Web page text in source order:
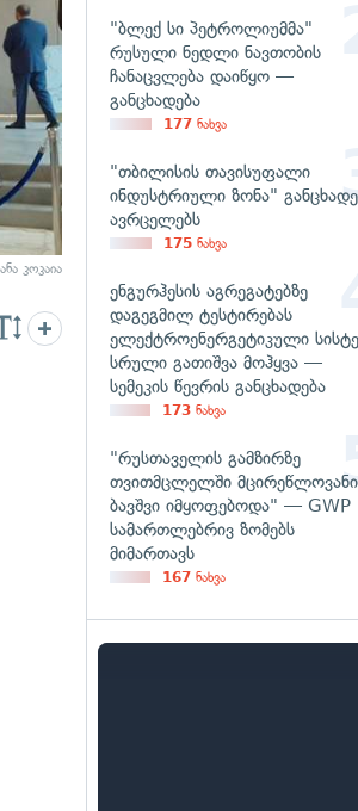
კოკაია
"ბლექ სი პეტროლიუმმა"
რუსული ნედლი ნავთობის
ჩანაცვლება დაიწყო —
განცხადება
177 ნახვა
"თბილისის თავისუფალი
ინდუსტრიული ზონა"
ავრცელებს
175 ნახვა
ენგურჰესის აგრეგატებზე
დაგეგმილ ტესტირებას
ელექტროენერგეტიკული
სრული გათიშვა მოჰყვა —
სემეკის წევრის განცხადება
173 ნახვა
"რუსთაველის გამზირზე
თვითმცლელში მცირეწლოვანი
ბავშვი იმყოფებოდა" — GWP
სამართლებრივ ზომებს
მიმართავს
167 ნახვა